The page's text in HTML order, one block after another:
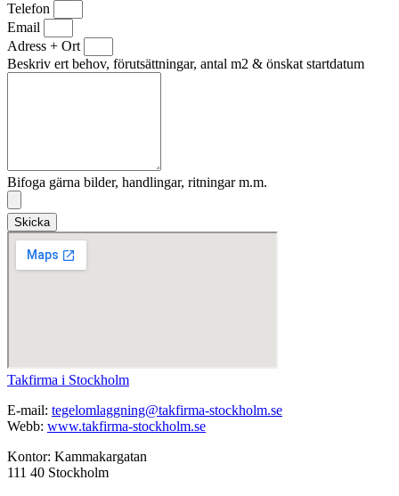
Telefon
Email
Adress + Ort
Beskriv ert behov, förutsättningar, antal m2 & önskat startdatum
Bifoga gärna bilder, handlingar, ritningar m.m.
Skicka
Takfirma i Stockholm
E-mail: tegelomlaggning@takfirma-stockholm.se
Webb: www.takfirma-stockholm.se
Kontor: Kammakargatan
111 40 Stockholm